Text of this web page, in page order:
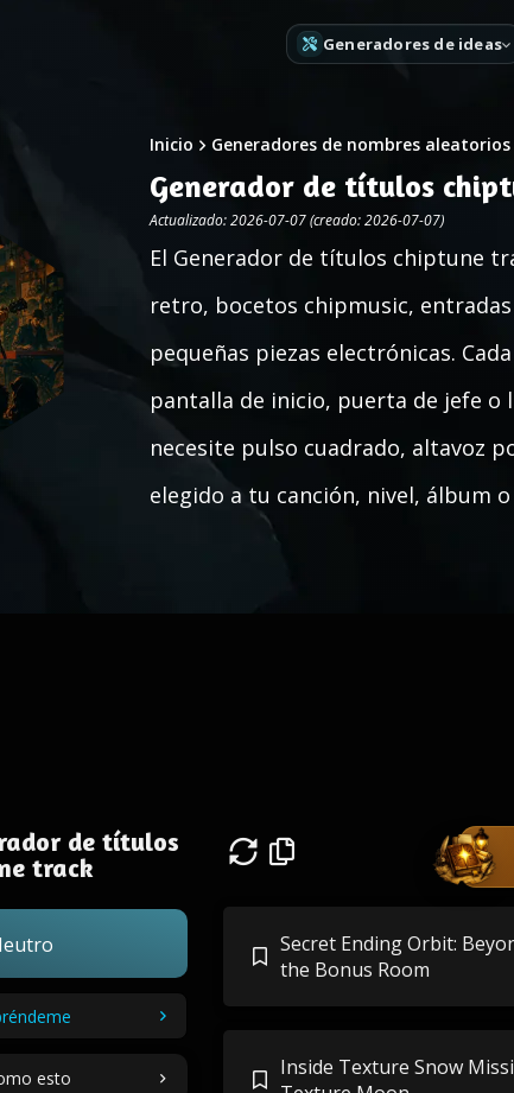
Generadores de ideas
Inicio Generadores de nombres aleatorios
Generador de títulos
Actualizado: 2026-07-07 (creado: 2026-07-07)
El Generador de títulos chiptune
retro, bocetos chipmusic,
pequeñas piezas electrónicas.
pantalla de inicio, puerta de jefe o
necesite pulso cuadrado, altavoz
elegido a tu canción, nivel, álbum o
de títulos
track
esto
Secret Ending Orbit:
the Bonus Room
Inside Texture Snow